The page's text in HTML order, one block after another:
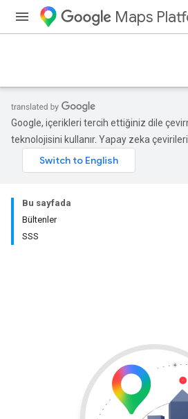
Maps
Google, içerikleri tercih ettiğiniz dile
teknolojisini kullanır. Yapay zeka
Bu sayfada
Bültenler
SSS